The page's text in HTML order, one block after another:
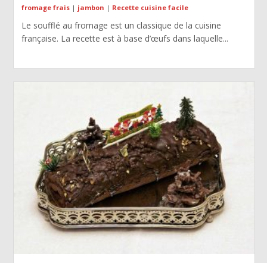
fromage frais| jambon | Recette cuisine facile
Le soufflé au fromage est un classique de la cuisine
française. La recette est à base d’œufs dans laquelle...